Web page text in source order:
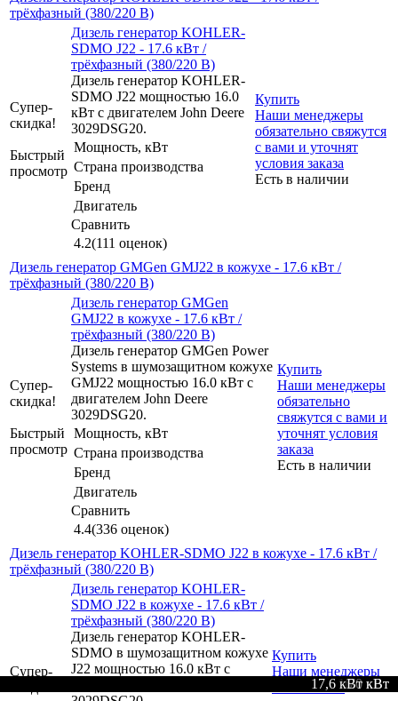
трёхфазный (380/220 В)
Супер-
скидка!
Быстрый
просмотр
Дизель генератор KOHLER-
SDMO J22 - 17.6 кВт /
трёхфазный (380/220 В)
Дизель генератор KOHLER-
SDMO J22 мощностью 16.0
кВт с двигателем John Deere
3029DSG20.
Мощность, кВт
Страна производства
Бренд
Двигатель
Сравнить
4.2(111 оценок)
Купить
Наши менеджеры
обязательно свяжутся
с вами и уточнят
условия заказа
Есть в наличии
Дизель генератор GMGen GMJ22 в кожухе - 17.6 кВт /
трёхфазный (380/220 В)
Супер-
скидка!
Быстрый
просмотр
Дизель генератор GMGen
GMJ22 в кожухе - 17.6 кВт /
трёхфазный (380/220 В)
Дизель генератор GMGen Power
Systems в шумозащитном кожухе
GMJ22 мощностью 16.0 кВт с
двигателем John Deere
3029DSG20.
Мощность, кВт
Страна производства
Бренд
Двигатель
Сравнить
4.4(336 оценок)
Купить
Наши менеджеры
обязательно
свяжутся с вами и
уточнят условия
заказа
Есть в наличии
Дизель генератор KOHLER-SDMO J22 в кожухе - 17.6 кВт /
трёхфазный (380/220 В)
Супер-
Дизель генератор KOHLER-
SDMO J22 в кожухе - 17.6 кВт /
трёхфазный (380/220 В)
Дизель генератор KOHLER-
SDMO в шумозащитном кожухе
J22 мощностью 16.0 кВт с
Купить
Наши менеджеры
обязательно 53 кВт
158 кВт
176 кВт
53 кВт
70 кВт
26 кВт
70 кВт
70 кВт
53 кВт
484 кВт
26 кВт
104 кВт
35 кВт
10.4 кВт
9.2 кВт
12.8 кВт
21 кВт
10.4 кВт
9.2 кВт
9 кВт
26 кВт
9.2 кВт
6 кВт
10.4 кВт
35 кВт
5.8 кВт
13.0 кВт
10.3 кВт
5 кВт
10.4 кВт
5.8 кВт
9.2 кВт
53 кВт
53 кВт
17.6 кВт
10.4 кВт
120 кВт
21 кВт
5.8 кВт
10,4 кВт
17.6 кВт
26 кВт
10.3 кВт
5.8 кВт
8.8 кВт
9.2 кВт
13.0 кВт
35 кВт
26 кВт
5.0 кВт
кВт
21 кВт
5.8 кВт
12.8 кВт
9.2 кВт
11.0 кВт
16.0 кВт
70 кВт
17,6 кВт кВт